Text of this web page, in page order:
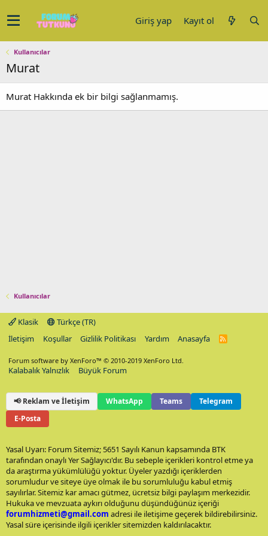
Giriş yap Kayıt ol
Kullanıcılar
Murat
Murat Hakkında ek bir bilgi sağlanmamış.
Kullanıcılar
Klasik
Türkçe (TR)
İletişim
Koşullar Gizlilik Politikası Yardım Anasayfa
R
Forum software by XenForo™ © 2010-2019 XenForo Ltd.
Kalabalık Yalnızlık Büyük Forum
📢 Reklam ve İletişim WhatsApp Teams
Telegram
E-Posta
Yasal Uyarı: Forum Sitemiz; 5651 Sayılı Kanun kapsamında BTK
tarafından onaylı Yer Sağlayıcı'dır. Bu sebeple içerikleri kontrol etme ya
da araştırma yükümlülüğü yoktur. Üyeler yazdığı içeriklerden
sorumludur ve siteye üye olmak ile bu sorumluluğu kabul etmiş
sayılırlar. Sitemiz kar amacı gütmez, ücretsiz bilgi paylaşım merkezidir.
Hukuka ve mevzuata aykırı olduğunu düşündüğünüz içeriği
forumhizmeti@gmail.com adresi ile iletişime geçerek bildirebilirsiniz.
Yasal süre içerisinde ilgili içerikler sitemizden kaldırılacaktır.